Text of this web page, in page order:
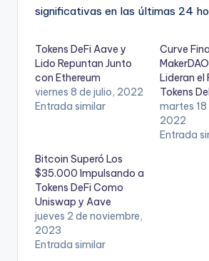
significativas en las últimas 24
Tokens DeFi Aave y
Lido Repuntan Junto
con Ethereum
viernes 8 de julio, 2022
Entrada similar
Curve
Lideran el
Tokens
martes
2022
Entrada
Bitcoin Superó Los
$35.000 Impulsando a
Tokens DeFi Como
Uniswap y Aave
jueves 2 de noviembre,
2023
Entrada similar